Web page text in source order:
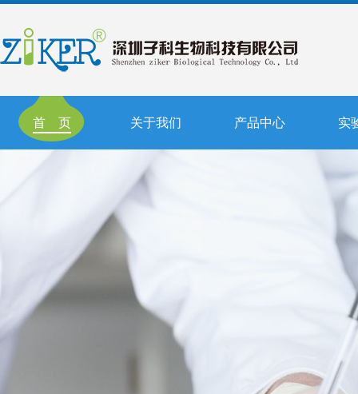
首 页 关于我们 产品中心 实